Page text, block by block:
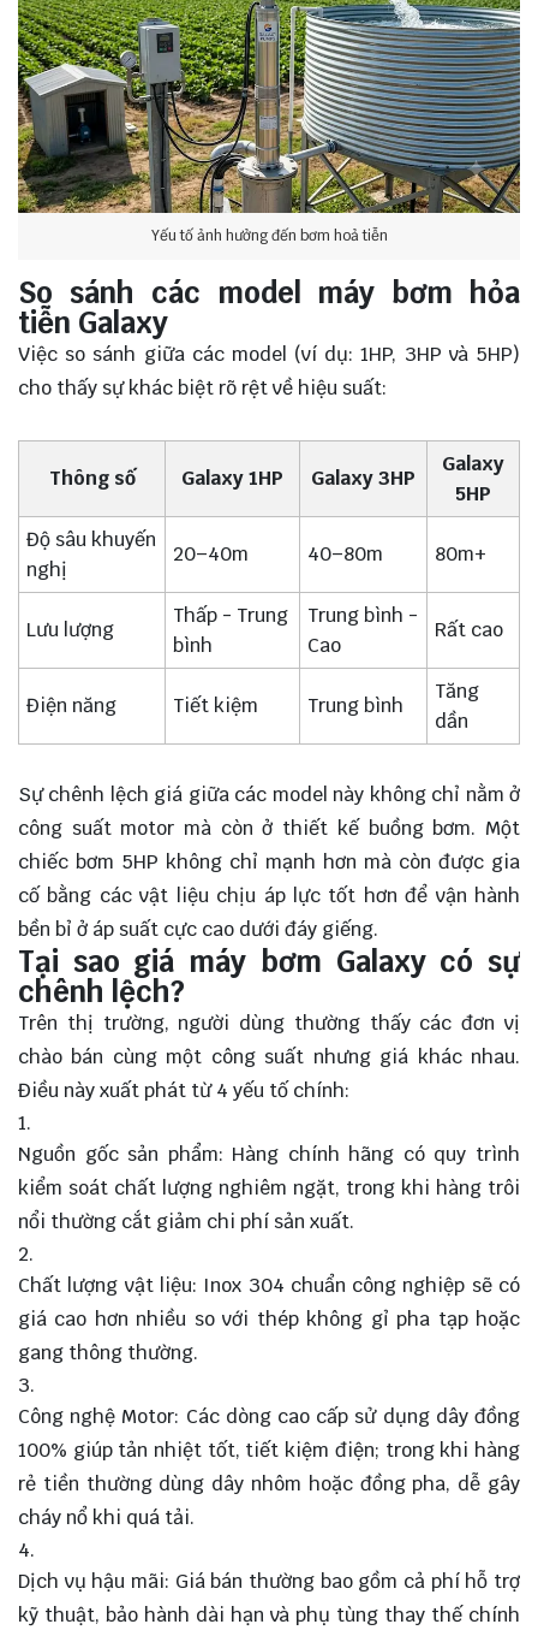
Yếu tố ảnh hưởng đến bơm hoả tiễn
So sánh các model máy bơm hỏa
tiễn Galaxy
Việc so sánh giữa các model (ví dụ: 1HP, 3HP và 5HP)
cho thấy sự khác biệt rõ rệt về hiệu suất:
Thông số Galaxy 1HP Galaxy 3HP
Galaxy
5HP
Độ sâu khuyến
nghị
20–40m 40–80m 80m+
Lưu lượng
Thấp - Trung
bình
Trung bình -
Cao
Rất cao
Điện năng Tiết kiệm Trung bình
Tăng
dần
Sự chênh lệch giá giữa các model này không chỉ nằm ở
công suất motor mà còn ở thiết kế buồng bơm. Một
chiếc bơm 5HP không chỉ mạnh hơn mà còn được gia
cố bằng các vật liệu chịu áp lực tốt hơn để vận hành
bền bỉ ở áp suất cực cao dưới đáy giếng.
Tại sao giá máy bơm Galaxy có sự
chênh lệch?
Trên thị trường, người dùng thường thấy các đơn vị
chào bán cùng một công suất nhưng giá khác nhau.
Điều này xuất phát từ 4 yếu tố chính:
Nguồn gốc sản phẩm: Hàng chính hãng có quy trình
kiểm soát chất lượng nghiêm ngặt, trong khi hàng trôi
nổi thường cắt giảm chi phí sản xuất.
Chất lượng vật liệu: Inox 304 chuẩn công nghiệp sẽ có
giá cao hơn nhiều so với thép không gỉ pha tạp hoặc
gang thông thường.
Công nghệ Motor: Các dòng cao cấp sử dụng dây đồng
100% giúp tản nhiệt tốt, tiết kiệm điện; trong khi hàng
rẻ tiền thường dùng dây nhôm hoặc đồng pha, dễ gây
cháy nổ khi quá tải.
Dịch vụ hậu mãi: Giá bán thường bao gồm cả phí hỗ trợ
kỹ thuật, bảo hành dài hạn và phụ tùng thay thế chính